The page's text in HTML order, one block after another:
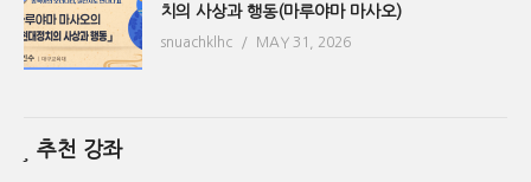
치의 사상과 행동(마루야마 마사오)
snuachklhc MAY 31, 2026
추천 강좌